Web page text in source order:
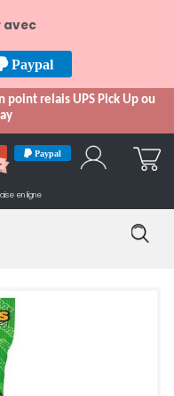
avec
Paypal
relais UPS Pick Up ou
Paypal
en ligne